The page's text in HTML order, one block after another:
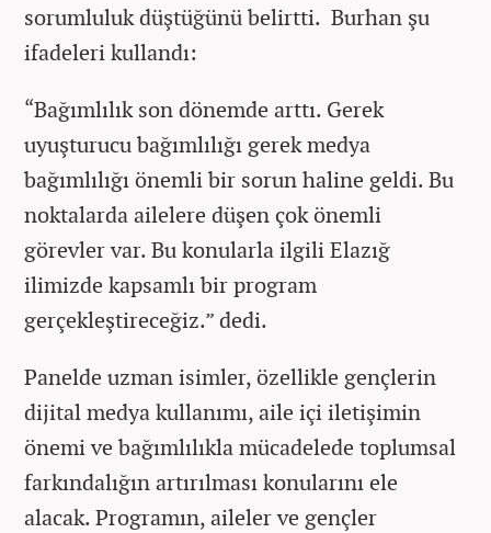
sorumluluk düştüğünü belirtti. Burhan şu
ifadeleri kullandı:
“Bağımlılık son dönemde arttı. Gerek
uyuşturucu bağımlılığı gerek medya
bağımlılığı önemli bir sorun haline geldi. Bu
noktalarda ailelere düşen çok önemli
görevler var. Bu konularla ilgili Elazığ
ilimizde kapsamlı bir program
gerçekleştireceğiz.” dedi.
Panelde uzman isimler, özellikle gençlerin
dijital medya kullanımı, aile içi iletişimin
önemi ve bağımlılıkla mücadelede toplumsal
farkındalığın artırılması konularını ele
alacak. Programın, aileler ve gençler